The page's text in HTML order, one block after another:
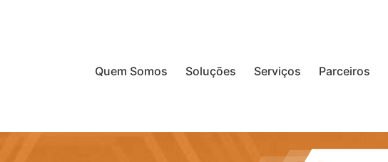
Quem Somos Soluções Serviços Parceiros